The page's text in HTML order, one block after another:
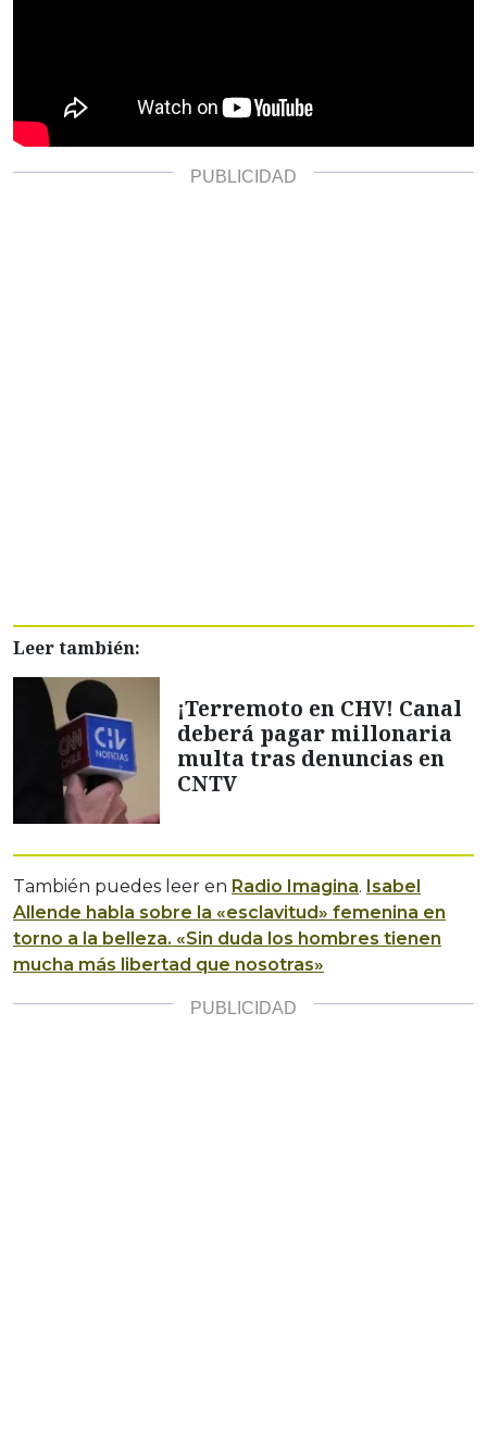
Leer también:
¡Terremoto en CHV! Canal
deberá pagar millonaria
multa tras denuncias en
CNTV
También puedes leer en Radio Imagina. Isabel
Allende habla sobre la «esclavitud» femenina en
torno a la belleza. «Sin duda los hombres tienen
mucha más libertad que nosotras»